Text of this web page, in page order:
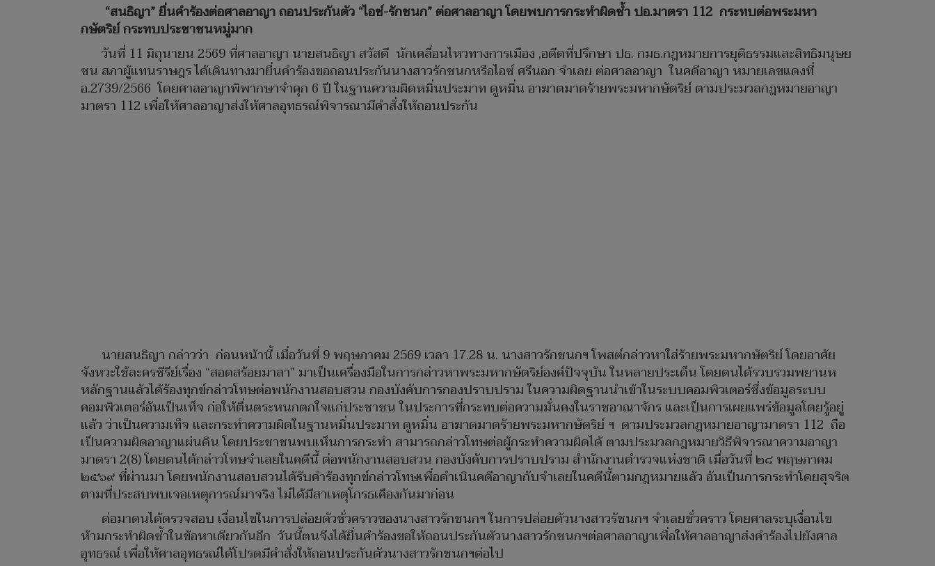
“สนธิญา” ยื่นคำร้องต่อศาลอาญา ถอนประกันตัว “ไอซ์-รักชนก” ต่อศาลอาญา โดยพบการกระทำผิดซ้ำ ปอ.มาตรา 112 กระทบต่อพระมหา
กษัตริย์ กระทบประชาชนหมู่มาก
วันที่ 11 มิถุนายน 2569 ที่ศาลอาญา นายสนธิญา สวัสดี นักเคลื่อนไหวทางการเมือง ,อดีตที่ปรึกษา ปธ. กมธ.กฎหมายการยุติธรรมและสิทธิมนุษย
ชน สภาผู้แทนราษฎร ได้เดินทางมายื่นคำร้องขอถอนประกันนางสาวรักชนกหรือไอซ์ ศรีนอก จำเลย ต่อศาลอาญา ในคดีอาญา หมายเลขแดงที่
อ.2739/2566 โดยศาลอาญาพิพากษาจำคุก 6 ปี ในฐานความผิดหมิ่นประมาท ดูหมิ่น อาฆาตมาดร้ายพระมหากษัตริย์ ตามประมวลกฎหมายอาญา
มาตรา 112 เพื่อให้ศาลอาญาส่งให้ศาลอุทธรณ์พิจารณามีคำสั่งให้ถอนประกัน
นายสนธิญา กล่าวว่า ก่อนหน้านี้ เมื่อวันที่ 9 พฤษภาคม 2569 เวลา 17.28 น. นางสาวรักชนกฯ โพสต์กล่าวหาใส่ร้ายพระมหากษัตริย์ โดยอาศัย
จังหวะใช้ละครซีรีย์เรื่อง “สอดสร้อยมาลา” มาเป็นเครื่องมือในการกล่าวหาพระมหากษัตริย์องค์ปัจจุบัน ในหลายประเด็น โดยตนได้รวบรวมพยานห
หลักฐานแล้วได้ร้องทุกข์กล่าวโทษต่อพนักงานสอบสวน กองบังคับการกองปราบปราม ในความผิดฐานนำเข้าในระบบคอมพิวเตอร์ซึ่งข้อมูลระบบ
คอมพิวเตอร์อันเป็นเท็จ ก่อให้ตื่นตระหนกตกใจแก่ประชาชน ในประการที่กระทบต่อความมั่นคงในราชอาณาจักร และเป็นการเผยแพร่ข้อมูลโดยรู้อยู่
แล้ว ว่าเป็นความเท็จ และกระทำความผิดในฐานหมิ่นประมาท ดูหมิ่น อาฆาตมาดร้ายพระมหากษัตริย์ ฯ ตามประมวลกฎหมายอาญามาตรา 112 ถือ
เป็นความผิดอาญาแผ่นดิน โดยประชาชนพบเห็นการกระทำ สามารถกล่าวโทษต่อผู้กระทำความผิดได้ ตามประมวลกฎหมายวิธีพิจารณาความอาญา
มาตรา 2(8) โดยตนได้กล่าวโทษจำเลยในคดีนี้ ต่อพนักงานสอบสวน กองบังคับการปราบปราม สำนักงานตำรวจแห่งชาติ เมื่อวันที่ ๒๘ พฤษภาคม
๒๕๖๙ ที่ผ่านมา โดยพนักงานสอบสวนได้รับคำร้องทุกข์กล่าวโทษเพื่อดำเนินคดีอาญากับจำเลยในคดีนี้ตามกฎหมายแล้ว อันเป็นการกระทำโดยสุจริต
ตามที่ประสบพบเจอเหตุการณ์มาจริง ไม่ได้มีสาเหตุโกรธเคืองกันมาก่อน
ต่อมาตนได้ตรวจสอบ เงื่อนไขในการปล่อยตัวชั่วคราวของนางสาวรักชนกฯ ในการปล่อยตัวนางสาวรัชนกฯ จำเลยชั่วคราว โดยศาลระบุเงื่อนไข
ห้ามกระทำผิดซ้ำในข้อหาเดียวกันอีก วันนี้ตนจึงได้ยื่นคำร้องขอให้ถอนประกันตัวนางสาวรักชนกฯต่อศาลอาญาเพื่อให้ศาลอาญาส่งคำร้องไปยังศาล
อุทธรณ์ เพื่อให้ศาลอุทธรณ์ได้โปรดมีคำสั่งให้ถอนประกันตัวนางสาวรักชนกฯต่อไป